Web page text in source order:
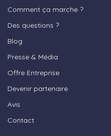
Comment ça marche ?
Des questions ?
Blog
Presse & Média
Offre Entreprise
Devenir partenaire
Avis
Contact